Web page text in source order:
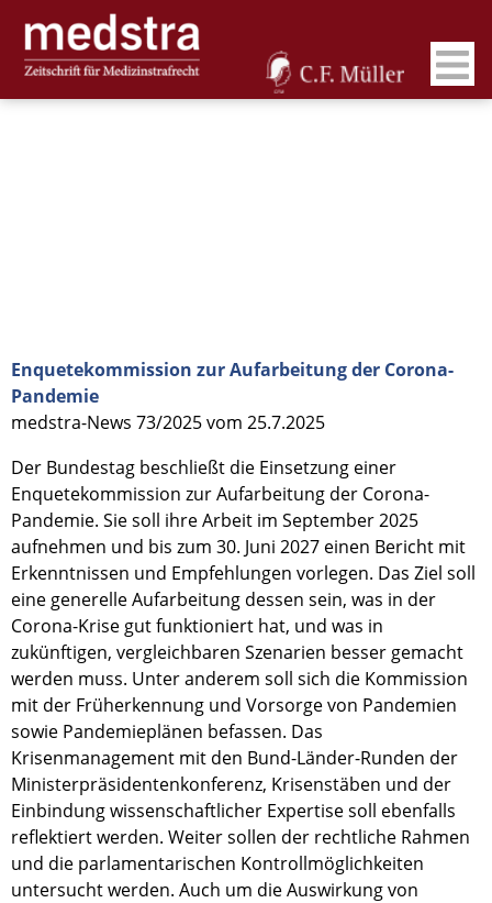
Enquetekommission zur Aufarbeitung der Corona-
Pandemie
medstra-News 73/2025 vom 25.7.2025
Der Bundestag beschließt die Einsetzung einer
Enquetekommission zur Aufarbeitung der Corona-
Pandemie. Sie soll ihre Arbeit im September 2025
aufnehmen und bis zum 30. Juni 2027 einen Bericht mit
Erkenntnissen und Empfehlungen vorlegen. Das Ziel soll
eine generelle Aufarbeitung dessen sein, was in der
Corona-Krise gut funktioniert hat, und was in
zukünftigen, vergleichbaren Szenarien besser gemacht
werden muss. Unter anderem soll sich die Kommission
mit der Früherkennung und Vorsorge von Pandemien
sowie Pandemieplänen befassen. Das
Krisenmanagement mit den Bund-Länder-Runden der
Ministerpräsidentenkonferenz, Krisenstäben und der
Einbindung wissenschaftlicher Expertise soll ebenfalls
reflektiert werden. Weiter sollen der rechtliche Rahmen
und die parlamentarischen Kontrollmöglichkeiten
untersucht werden. Auch um die Auswirkung von